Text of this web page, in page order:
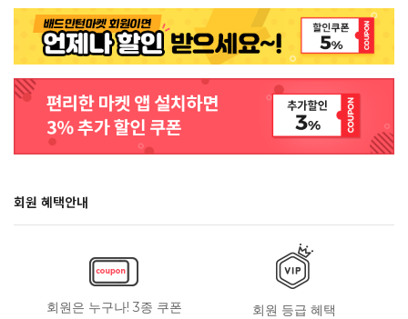
회원 혜택안내
회원은 누구나! 3종 쿠폰 회원 등급 혜택